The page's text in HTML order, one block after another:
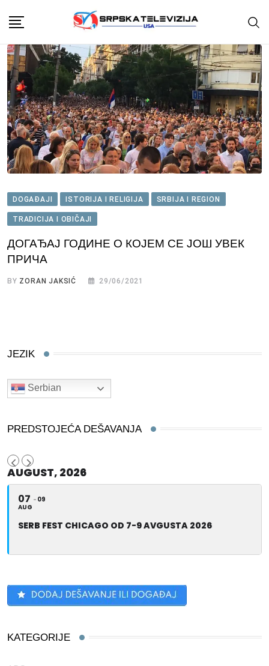
content
DOGAĐAJI ISTORIJA I RELIGIJA SRBIJA I REGION
TRADICIJA I OBIČAJI
ДОГАЂАЈ ГОДИНЕ О КОЈЕМ СЕ ЈОШ УВЕК
ПРИЧА
BY ZORAN JAKSIĆ 29/06/2021
JEZIK
Serbian
PREDSTOJEĆA DEŠAVANJA
AUGUST, 2026
07
AUG
09
SERB FEST CHICAGO OD 7-9 AVGUSTA 2026
KATEGORIJE